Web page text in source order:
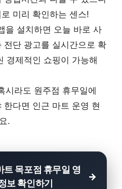
미리 확인하는 센스!
을 설치하면 오늘 바로 사
전단 광고를 실시간으로 확
경제적인 쇼핑이 가능해
시라도 원주점 휴무일에
한다면 인근 마트 운영 현
.
목포점 휴무일 영
보 확인하기